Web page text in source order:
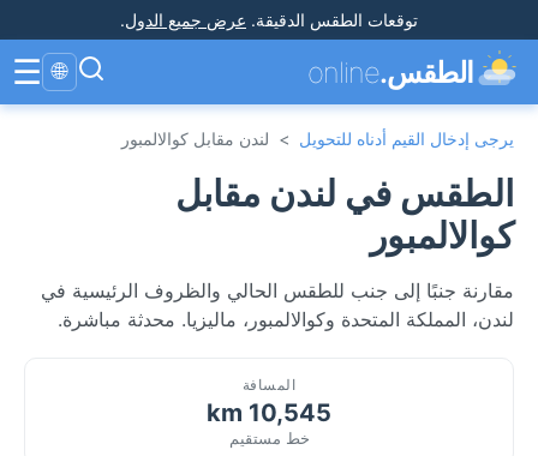
توقعات الطقس الدقيقة. عرض جميع الدول.
الطقس.online
🌐
☰
يرجى إدخال القيم أدناه للتحويل > لندن مقابل كوالالمبور
الطقس في لندن مقابل
كوالالمبور
مقارنة جنبًا إلى جنب للطقس الحالي والظروف الرئيسية في
لندن، المملكة المتحدة وكوالالمبور، ماليزيا. محدثة مباشرة.
المسافة
10,545 km
خط مستقيم